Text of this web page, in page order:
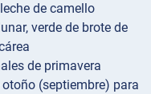
de camello
verde de brote de
de primavera
(septiembre) para